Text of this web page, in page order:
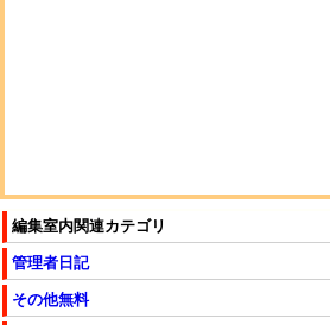
編集室内関連カテゴリ
管理者日記
その他無料